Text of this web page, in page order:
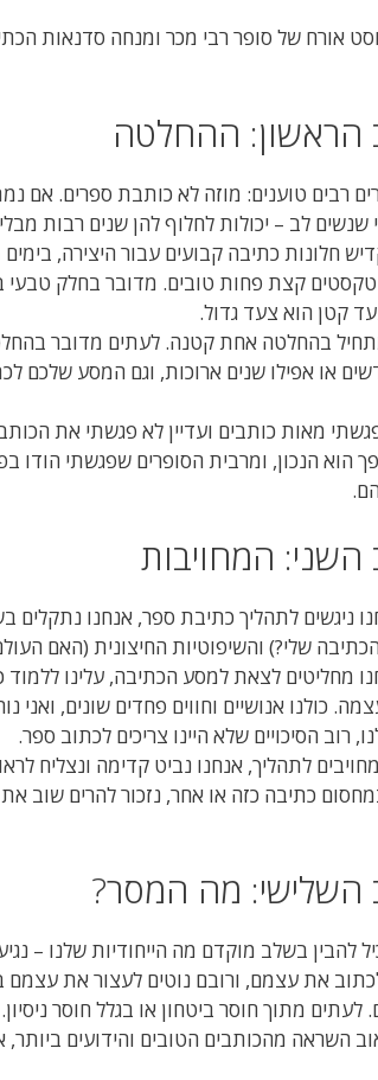
אורח של סופר רבי מכר ומנחה סדנאות
הראשון: ההחלטה
רבים טוענים: מוזה לא כותבת ספרים. אם
שנשים לב – יכולות לחלוף להן שנים רבות
חלונות כתיבה קבועים עבור היצירה, בימים
טקסטים קצת פחות טובים. מדובר בחלק
קטן הוא צעד גדול.
בהחלטה אחת קטנה. לעתים מדובר
או אפילו שנים ארוכות, וגם המסע
מאות כותבים ועדיין לא פגשתי את
הוא הנכון, ומרבית הסופרים שפגשתי
המחויבות
ניגשים לתהליך כתיבת ספר, אנחנו נתקלים
שלי?) והשיפוטיות החיצונית (האם
מחליטים לצאת למסע הכתיבה, עלינו
כולנו אנושיים וחווים פחדים שונים, ואני
רוב הסיכויים שלא היינו צריכים לכתוב ספר.
לתהליך, אנחנו נביט קדימה ונצליח
כתיבה כזה או אחר, נזכור להרים שוב
השלישי: מה המסר?
להבין בשלב מוקדם מה הייחודיות שלנו –
את עצמם, ורובם נוטים לעצור את עצמם
לעתים מתוך חוסר ביטחון או בגלל חוסר
השראה מהכותבים הטובים והידועים ביותר,